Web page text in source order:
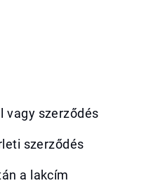
vagy szerződés
szerződés
a lakcím